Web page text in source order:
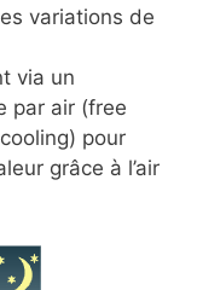
variations de
via un
par air (free
pour
grâce à l’air